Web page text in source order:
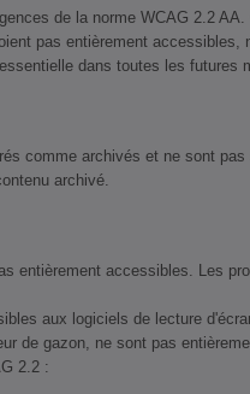
de la norme WCAG 2.2
pas entièrement
dans toutes les
comme archivés et ne sont
archivé.
entièrement accessibles. Les
aux logiciels de lecture
de gazon, ne sont pas
2.2 :